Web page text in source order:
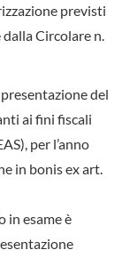
previsti
dalla Circolare n.
del
ai fini fiscali
per l’anno
in bonis ex art.
in esame è